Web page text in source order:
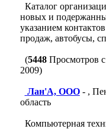
Каталог
новых и
указанием
продаж, автобусы, сп
(5448Просмотров с
2009)
Лан'A, ООО- ,
область
Компьютерная